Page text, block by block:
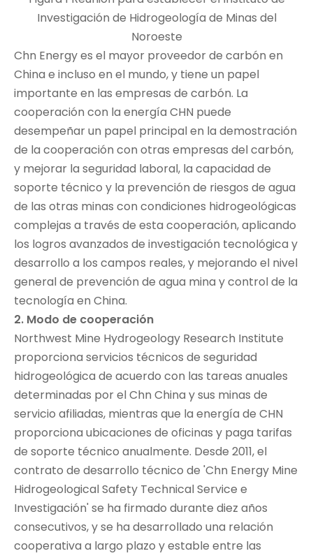
Investigación de Hidrogeología de Minas del
Noroeste
Chn Energy es el mayor proveedor de carbón en
China e incluso en el mundo, y tiene un papel
importante en las empresas de carbón. La
cooperación con la energía CHN puede
desempeñar un papel principal en la demostración
de la cooperación con otras empresas del carbón,
y mejorar la seguridad laboral, la capacidad de
soporte técnico y la prevención de riesgos de agua
de las otras minas con condiciones hidrogeológicas
complejas a través de esta cooperación, aplicando
los logros avanzados de investigación tecnológica y
desarrollo a los campos reales, y mejorando el nivel
general de prevención de agua mina y control de la
tecnología en China.
2. Modo de cooperación
Northwest Mine Hydrogeology Research Institute
proporciona servicios técnicos de seguridad
hidrogeológica de acuerdo con las tareas anuales
determinadas por el Chn China y sus minas de
servicio afiliadas, mientras que la energía de CHN
proporciona ubicaciones de oficinas y paga tarifas
de soporte técnico anualmente. Desde 2011, el
contrato de desarrollo técnico de 'Chn Energy Mine
Hidrogeological Safety Technical Service e
Investigación' se ha firmado durante diez años
consecutivos, y se ha desarrollado una relación
cooperativa a largo plazo y estable entre las